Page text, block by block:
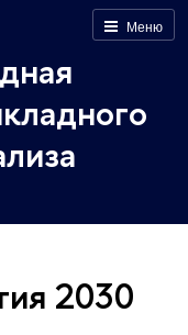
Меню
2030